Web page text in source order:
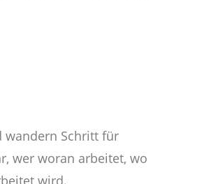
wandern Schritt für
wer woran arbeitet, wo
wird.